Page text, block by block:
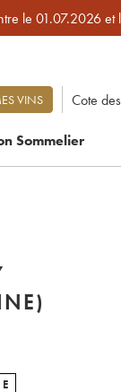
le 01.07.2026
VINS Cote
Sommelier